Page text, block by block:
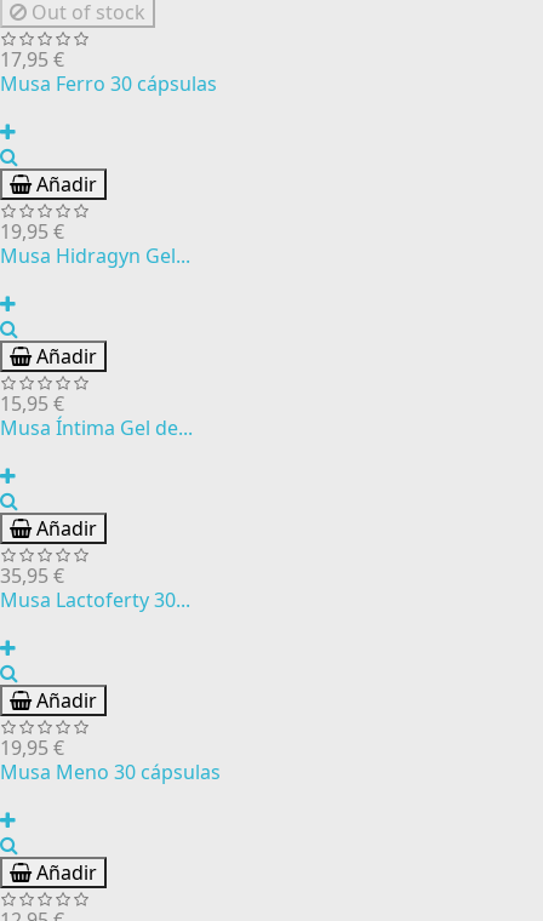
Out of stock
17,95 €
Musa Ferro 30 cápsulas
Añadir
19,95 €
Musa Hidragyn Gel...
Añadir
15,95 €
Musa Íntima Gel de...
Añadir
35,95 €
Musa Lactoferty 30...
Añadir
19,95 €
Musa Meno 30 cápsulas
Añadir